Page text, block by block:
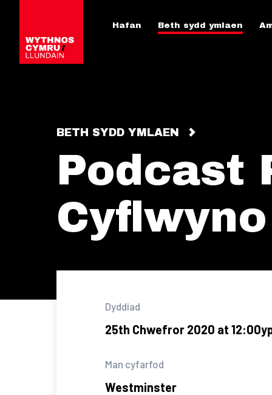
Hafan Beth sydd ymlaen
BETH SYDD YMLAEN
Podcast
Cyflwyno
Dyddiad
25th Chwefror 2020 at
Man cyfarfod
Westminster